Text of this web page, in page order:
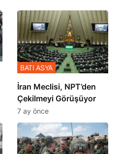
İran Meclisi, NPT’den
Çekilmeyi Görüşüyor
BATI ASYA
7 ay önce